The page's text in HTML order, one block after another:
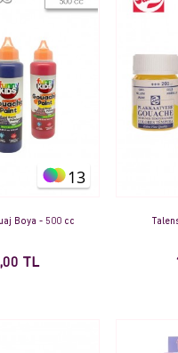
13
Boya - 500 cc
TL